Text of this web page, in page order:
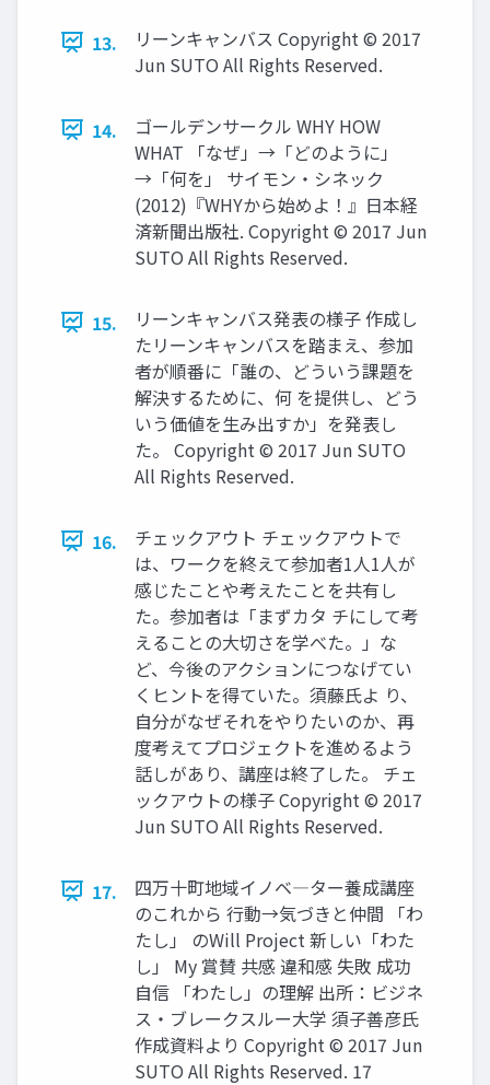
13.
リーンキャンバス Copyright © 2017
Jun SUTO All Rights Reserved.
14.
ゴールデンサークル WHY HOW
WHAT 「なぜ」→「どのように」
→「何を」 サイモン・シネック
(2012)『WHYから始めよ！』日本経
済新聞出版社. Copyright © 2017 Jun
SUTO All Rights Reserved.
15.
リーンキャンバス発表の様子 作成し
たリーンキャンバスを踏まえ、参加
者が順番に「誰の、どういう課題を
解決するために、何 を提供し、どう
いう価値を生み出すか」を発表し
た。 Copyright © 2017 Jun SUTO
All Rights Reserved.
16.
チェックアウト チェックアウトで
は、ワークを終えて参加者1人1人が
感じたことや考えたことを共有し
た。参加者は「まずカタ チにして考
えることの大切さを学べた。」な
ど、今後のアクションにつなげてい
くヒントを得ていた。須藤氏よ り、
自分がなぜそれをやりたいのか、再
度考えてプロジェクトを進めるよう
話しがあり、講座は終了した。 チェ
ックアウトの様子 Copyright © 2017
Jun SUTO All Rights Reserved.
17.
四万十町地域イノベ―ター養成講座
のこれから 行動→気づきと仲間 「わ
たし」 のWill Project 新しい「わた
し」 My 賞賛 共感 違和感 失敗 成功
自信 「わたし」の理解 出所：ビジネ
ス・ブレークスルー大学 須子善彦氏
作成資料より Copyright © 2017 Jun
SUTO All Rights Reserved. 17